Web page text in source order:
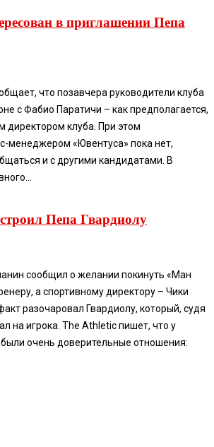
в приглашении Пепа
что позавчера руководители клуба
с Фабио Паратичи – как предполагается,
директором клуба. При этом
менеджером «Ювентуса» пока нет,
и с другими кандидатами. В
Пепа Гвардиолу
сообщил о желании покинуть «Ман
а спортивному директору – Чики
разочаровал Гвардиолу, который, судя
на игрока. The Athletic пишет, что у
очень доверительные отношения: